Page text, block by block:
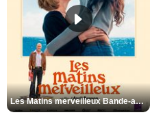
Les Matins merveilleux Bande-annonce VF